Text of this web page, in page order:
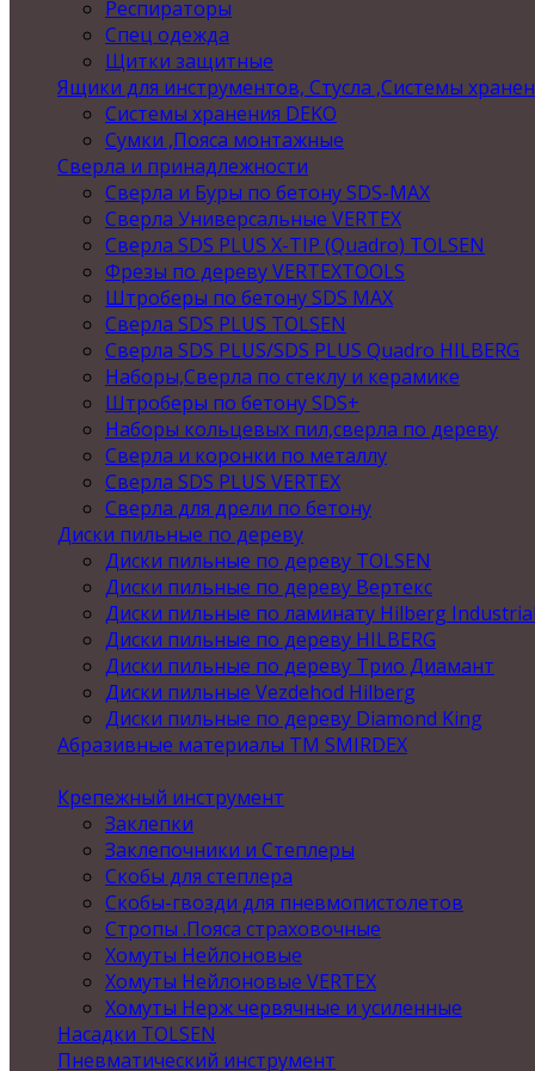
Респираторы
Спец одежда
Щитки защитные
Ящики для инструментов, Стусла ,Системы
Системы хранения DEKO
Сумки ,Пояса монтажные
Сверла и принадлежности
Сверла и Буры по бетону SDS-MAX
Сверла Универсальные VERTEX
Сверла SDS PLUS X-TIP (Quadro) TOLSEN
Фрезы по дереву VERTEXTOOLS
Штроберы по бетону SDS MAX
Сверла SDS PLUS TOLSEN
Сверла SDS PLUS/SDS PLUS Quadro HILBERG
Наборы,Сверла по стеклу и керамике
Штроберы по бетону SDS+
Наборы кольцевых пил,сверла по дереву
Сверла и коронки по металлу
Сверла SDS PLUS VERTEX
Сверла для дрели по бетону
Диски пильные по дереву
Диски пильные по дереву TOLSEN
Диски пильные по дереву Вертекс
Диски пильные по ламинату Hilberg
Диски пильные по дереву HILBERG
Диски пильные по дереву Трио Диамант
Диски пильные Vezdehod Hilberg
Диски пильные по дереву Diamond King
Абразивные материалы ТМ SMIRDEX
Крепежный инструмент
Заклепки
Заклепочники и Степлеры
Скобы для степлера
Скобы-гвозди для пневмопистолетов
Стропы .Пояса страховочные
Хомуты Нейлоновые
Хомуты Нейлоновые VERTEX
Хомуты Нерж червячные и усиленные
Насадки TOLSEN
Пневматический инструмент